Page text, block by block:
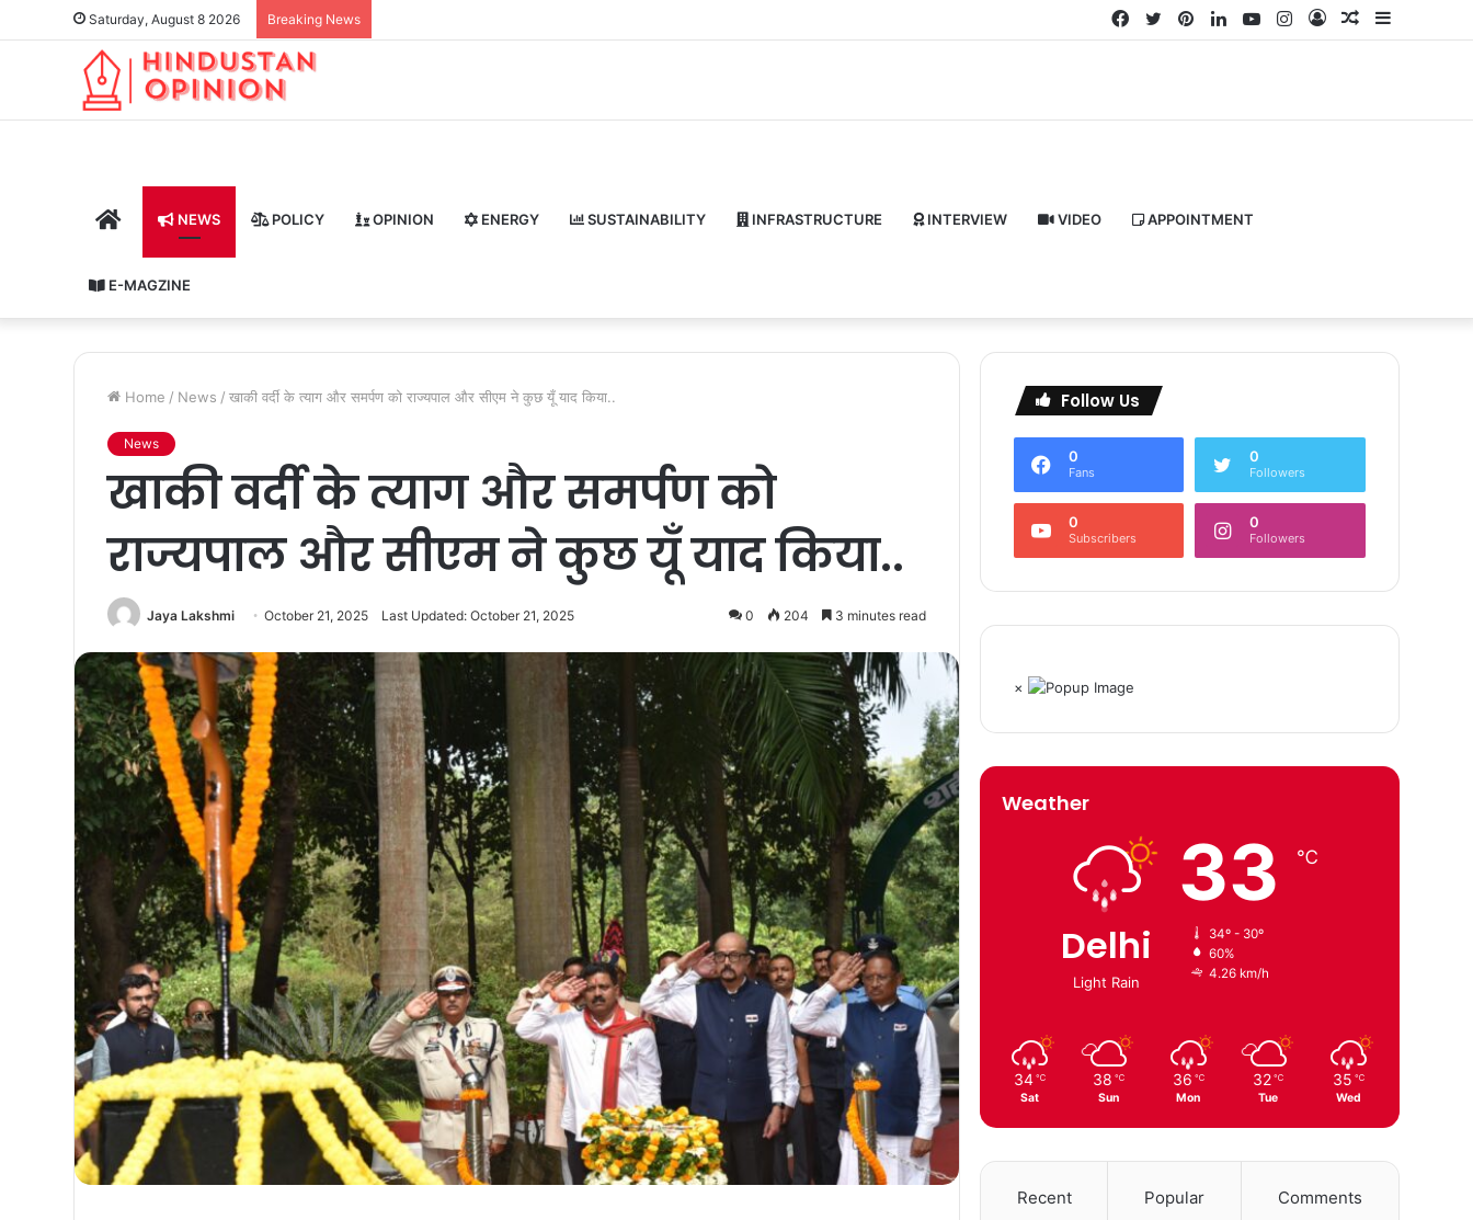
Saturday, August 8 2026 Breaking News Sidebar
Random
Log
Instagram
YouTube
LinkedIn
Pinterest
Twitter
Facebook
HOME NEWS POLICY OPINION ENERGY SUSTAINABILITY INFRASTRUCTURE INTERVIEW VIDEO APPOINTMENT
E-MAGZINE
Home / News / खाकी वर्दी के त्याग और समर्पण को राज्यपाल और सीएम ने कुछ यूँ याद किया..
News
खाकी वर्दी के त्याग और समर्पण को
राज्यपाल और सीएम ने कुछ यूँ याद किया..
Jaya Lakshmi October 21, 2025 Last Updated: October 21, 2025 0 204 3 minutes read
Follow Us
0
Fans
0
Followers
0
Subscribers
0
Followers
×
Weather
Delhi
Light Rain
33 ℃
34º - 30º
60%
4.26 km/h
34 ℃
Sat
38 ℃
Sun
36 ℃
Mon
32 ℃
Tue
35 ℃
Wed
Recent Popular Comments